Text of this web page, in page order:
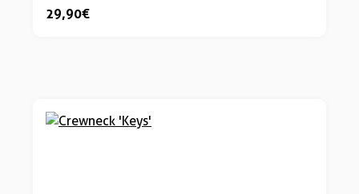
29,90 €